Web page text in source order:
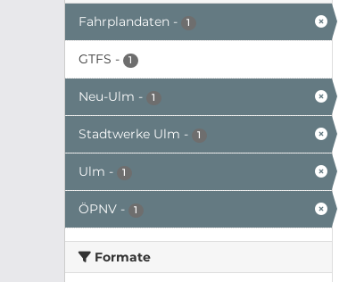
Fahrplandaten - 1
GTFS - 1
Neu-Ulm - 1
Stadtwerke Ulm - 1
Ulm - 1
ÖPNV - 1
Formate